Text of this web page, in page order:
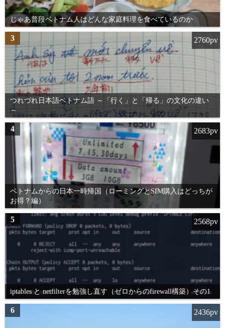
じゃあ普段ベトナム人はどんな家庭料理を食べているのか
3
つれづれ日本語ベトナム語 ～「行く」と「帰る」の文化の違い
～
2760pv
4
ベトナムからの日本一時帰国（ローミングとSIM購入はどっちが
お得？編）
2683pv
5
iptables と netfilterを勉強し直す（ゼロからのfirewall構築）その1
2568pv
6 2436pv